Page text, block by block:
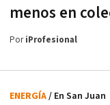
menos en
PoriProfesional
ENERGÍA/ En San Juan